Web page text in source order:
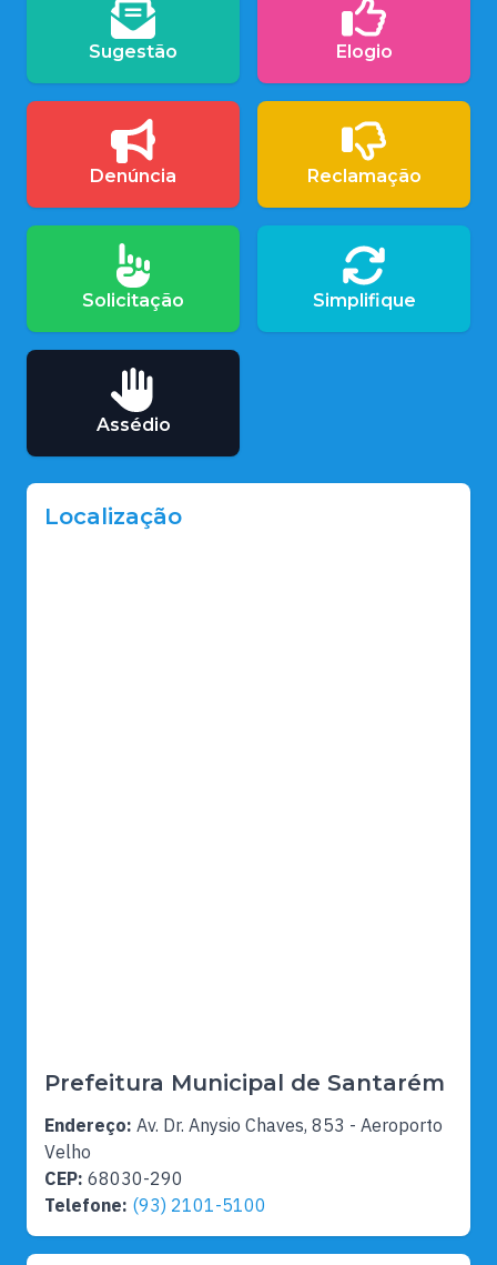
Sugestão Elogio
Denúncia Reclamação
Solicitação Simplifique
Assédio
Localização
Prefeitura Municipal de Santarém
Endereço: Av. Dr. Anysio Chaves, 853 - Aeroporto
Velho
CEP: 68030-290
Telefone: (93) 2101-5100